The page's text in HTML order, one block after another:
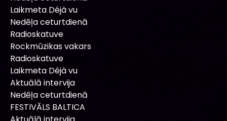
Laikmeta Déjà vu
Nedēļa ceturtdienā
Radioskatuve
Rockmūzikas vakars
Radioskatuve
Laikmeta Déjà vu
Aktuālā intervija
Nedēļa ceturtdienā
FESTIVĀLS BALTICA